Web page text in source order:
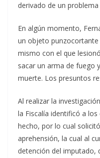
derivado de un
En algún momento,
un objeto
mismo con el que
sacar un arma de fuego
muerte. Los presuntos
Al realizar la
la Fiscalía identificó a
hecho, por lo cual
aprehensión, la cual al
detención del imputado,